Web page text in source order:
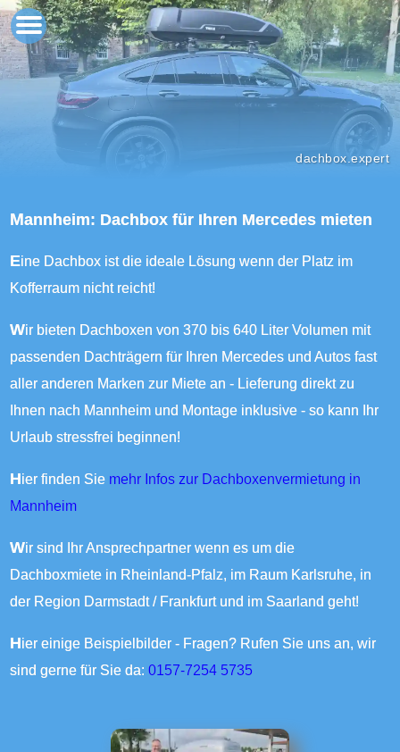
dachbox.expert
Mannheim: Dachbox für Ihren Mercedes mieten
Eine Dachbox ist die ideale Lösung wenn der Platz im
Kofferraum nicht reicht!
Wir bieten Dachboxen von 370 bis 640 Liter Volumen mit
passenden Dachträgern für Ihren Mercedes und Autos fast
aller anderen Marken zur Miete an - Lieferung direkt zu
Ihnen nach Mannheim und Montage inklusive - so kann Ihr
Urlaub stressfrei beginnen!
Hier finden Sie mehr Infos zur Dachboxenvermietung in
Mannheim
Wir sind Ihr Ansprechpartner wenn es um die
Dachboxmiete in Rheinland-Pfalz, im Raum Karlsruhe, in
der Region Darmstadt / Frankfurt und im Saarland geht!
Hier einige Beispielbilder - Fragen? Rufen Sie uns an, wir
sind gerne für Sie da:0157-7254 5735